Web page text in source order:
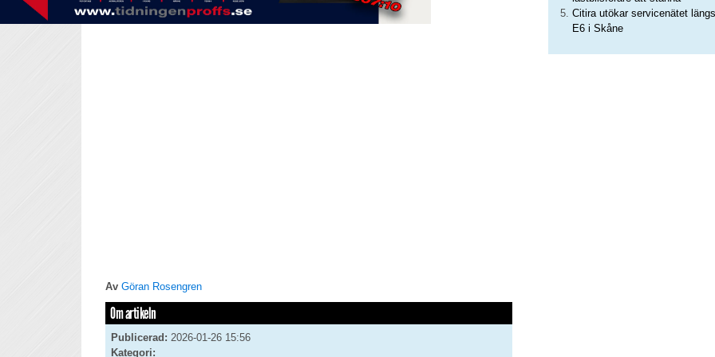
Av Göran Rosengren
Om artikeln
Publicerad: 2026-01-26 15:56
Kategori:
Citira utökar servicenätet längs
E6 i Skåne